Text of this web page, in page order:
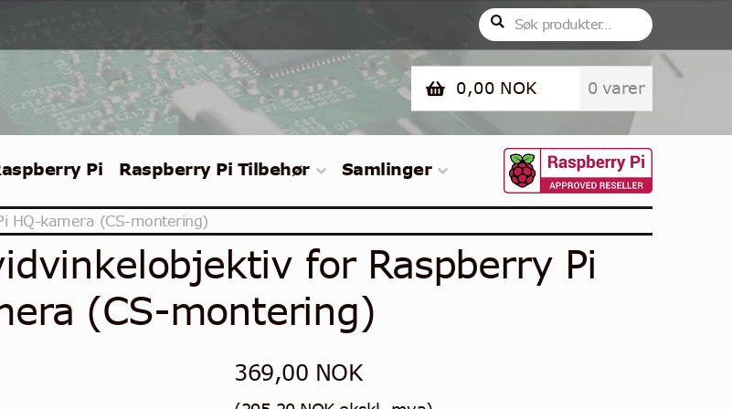
Søk
etter:
Søk
0,00 NOK 0 varer
Pi Raspberry Pi Tilbehør Samlinger
HQ-kamera (CS-montering)
for Raspberry Pi
(CS-montering)
369,00 NOK